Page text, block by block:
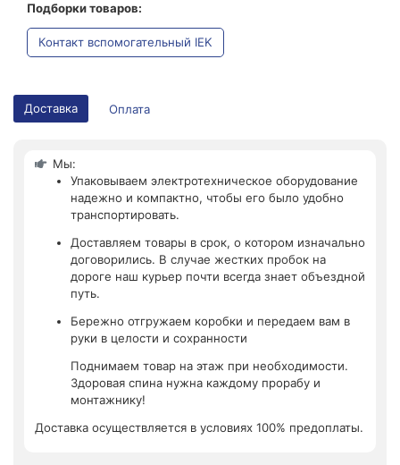
Подборки товаров:
Контакт вспомогательный IEK
Доставка Оплата
Мы:
Упаковываем электротехническое оборудование
надежно и компактно, чтобы его было удобно
транспортировать.
Доставляем товары в срок, о котором изначально
договорились. В случае жестких пробок на
дороге наш курьер почти всегда знает объездной
путь.
Бережно отгружаем коробки и передаем вам в
руки в целости и сохранности
Поднимаем товар на этаж при необходимости.
Здоровая спина нужна каждому прорабу и
монтажнику!
Доставка осуществляется в условиях 100% предоплаты.